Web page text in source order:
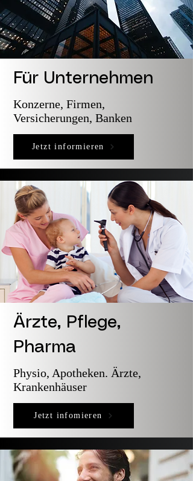
Für Unternehmen
Konzerne, Firmen,
Versicherungen, Banken
Jetzt informieren
Ärzte, Pflege,
Pharma
Physio, Apotheken. Ärzte,
Krankenhäuser
Jetzt infomieren